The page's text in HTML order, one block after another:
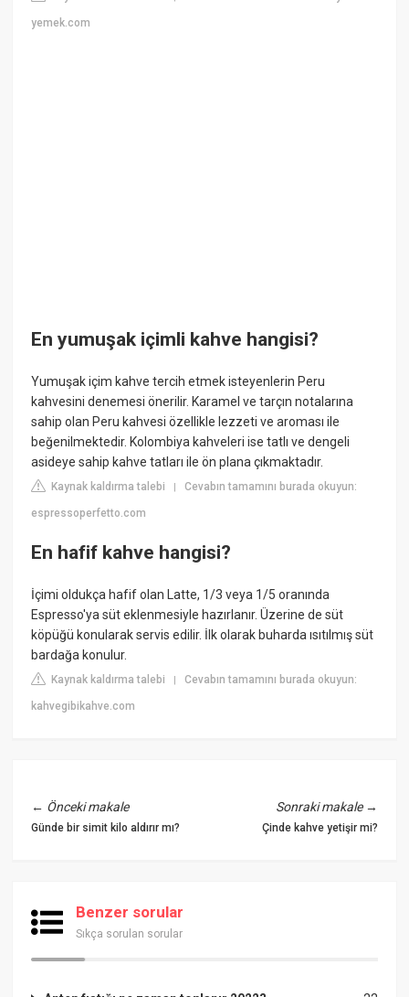
yemek.com
En yumuşak içimli kahve hangisi?
Yumuşak içim kahve tercih etmek isteyenlerin Peru
kahvesini denemesi önerilir. Karamel ve tarçın notalarına
sahip olan Peru kahvesi özellikle lezzeti ve aroması ile
beğenilmektedir. Kolombiya kahveleri ise tatlı ve dengeli
asideye sahip kahve tatları ile ön plana çıkmaktadır.
Kaynak kaldırma talebi |Cevabın tamamını burada okuyun:
espressoperfetto.com
En hafif kahve hangisi?
İçimi oldukça hafif olan Latte, 1/3 veya 1/5 oranında
Espresso'ya süt eklenmesiyle hazırlanır. Üzerine de süt
köpüğü konularak servis edilir. İlk olarak buharda ısıtılmış süt
bardağa konulur.
Kaynak kaldırma talebi |Cevabın tamamını burada okuyun:
kahvegibikahve.com
← Önceki makale
Günde bir simit kilo aldırır mı?
Sonraki makale→
Çinde kahve yetişir mi?
Benzer sorular
Sıkça sorulan sorular